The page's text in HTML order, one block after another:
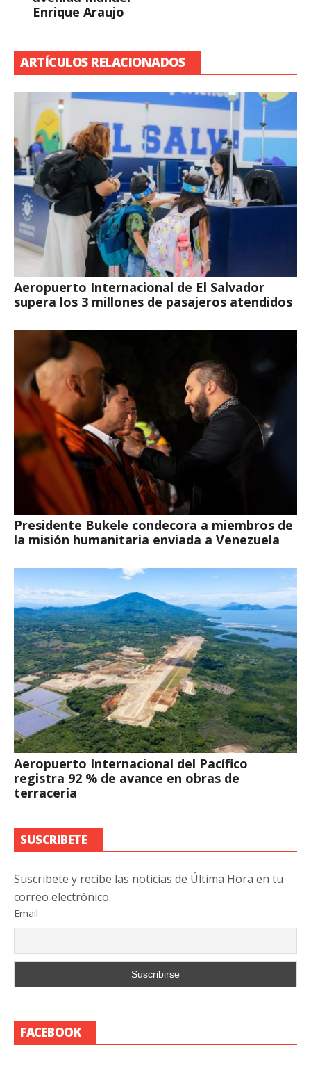
Enrique Araujo
ARTÍCULOS RELACIONADOS
Aeropuerto Internacional de El Salvador
supera los 3 millones de pasajeros atendidos
Presidente Bukele condecora a miembros de
la misión humanitaria enviada a Venezuela
Aeropuerto Internacional del Pacífico
registra 92 % de avance en obras de
terracería
SUSCRIBETE
Suscribete y recibe las noticias de Última Hora en tu
correo electrónico.
Email
FACEBOOK